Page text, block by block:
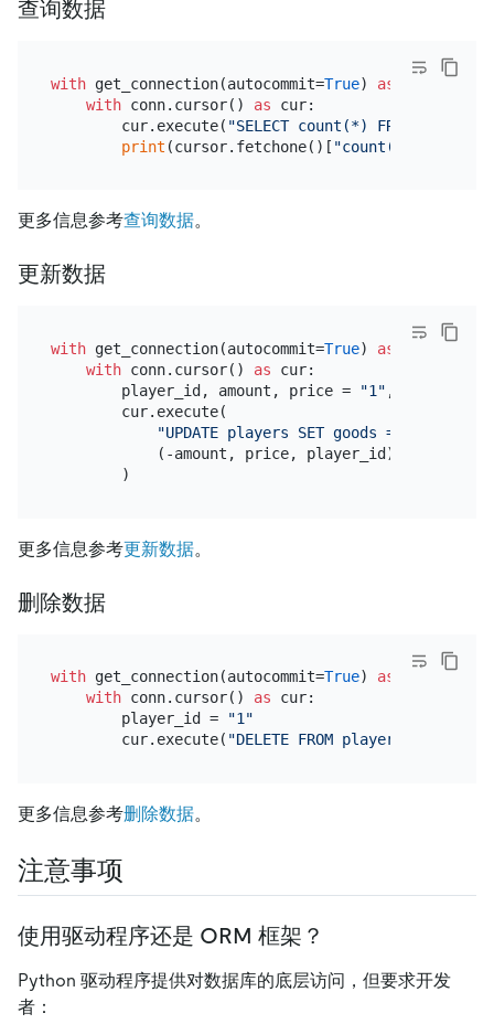
查询数据
with get_connection(autocommit=True) as
with conn.cursor() as cur:
        cur.execute(
"SELECT count(*) FROM players"
print (cursor.fetchone()[ "count(*)"
更多信息参考查询数据。
更新数据
with get_connection(autocommit=True) as
with conn.cursor() as cur:
        player_id, amount, price =
"1" ,
        cur.execute(
"UPDATE players SET goods = goods +
            (-amount, price, player_id),
更多信息参考更新数据。
删除数据
with get_connection(autocommit=True) as
conn:
with conn.cursor() as cur:
        player_id =
"1"
        cur.execute(
"DELETE FROM players WHERE id
更多信息参考删除数据。
注意事项
使用驱动程序还是 ORM 框架？
Python 驱动程序提供对数据库的底层访问，但要求开发
者：